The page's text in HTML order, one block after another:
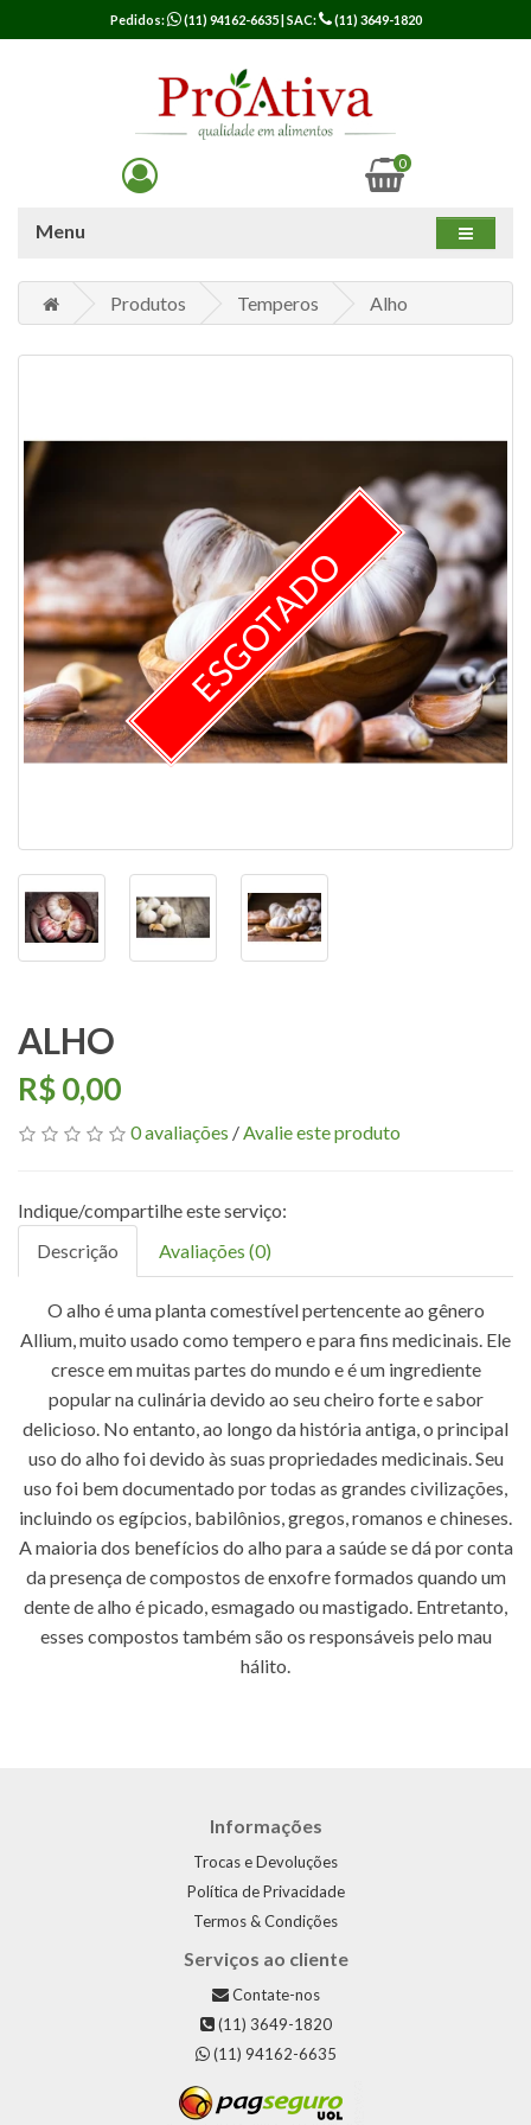
Pedidos: (11) 94162-6635| SAC: (11) 3649-1820
0
Menu
Produtos Temperos Alho
ESGOTADO
ALHO
R$ 0,00
0 avaliações /Avalie este produto
Descrição Avaliações (0)
O alho é uma planta comestível pertencente ao gênero
Allium, muito usado como tempero e para fins medicinais. Ele
cresce em muitas partes do mundo e é um ingrediente
popular na culinária devido ao seu cheiro forte e sabor
delicioso. No entanto, ao longo da história antiga, o principal
uso do alho foi devido às suas propriedades medicinais. Seu
uso foi bem documentado por todas as grandes civilizações,
incluindo os egípcios, babilônios, gregos, romanos e chineses.
A maioria dos benefícios do alho para a saúde se dá por conta
da presença de compostos de enxofre formados quando um
dente de alho é picado, esmagado ou mastigado. Entretanto,
esses compostos também são os responsáveis pelo mau
hálito.
Informações
Trocas e Devoluções
Política de Privacidade
Termos & Condições
Serviços ao cliente
Contate-nos
(11) 3649-1820
(11) 94162-6635